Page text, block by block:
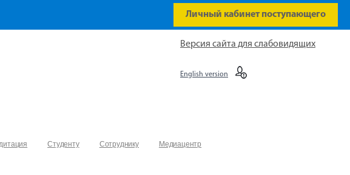
Личный кабинет поступающего
Студенту Сотруднику
Медиацентр
Версия сайта для слабовидящих
English version